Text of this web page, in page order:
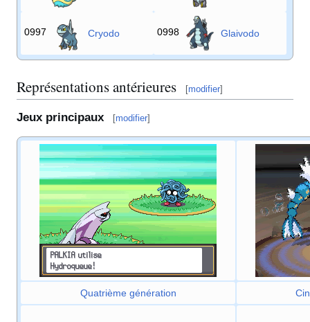
0997 Cryodo 0998 Glaivodo
Représentations antérieures [modifier]
Jeux principaux [modifier]
Quatrième génération